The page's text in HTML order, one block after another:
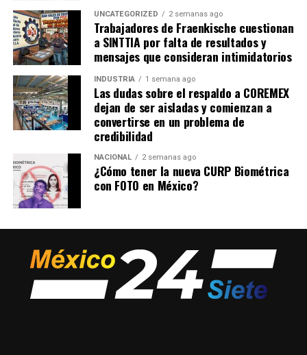
Los expertos subrayaron que en caso de establecerse
impuestos más elevados a 2% sobre los envíos, podrían
dar lugar a un aumento en el uso de canales no
admin
UNCATEGORIZED 2 semanas ago
Trabajadores de Fraenkische cuestionan
a SINTTIA por falta de resultados y
mensajes que consideran intimidatorios
INDUSTRIA 1 semana ago
Las dudas sobre el respaldo a COREMEX
dejan de ser aisladas y comienzan a
convertirse en un problema de
credibilidad
NACIONAL 2 semanas ago
¿Cómo tener la nueva CURP Biométrica
con FOTO en México?